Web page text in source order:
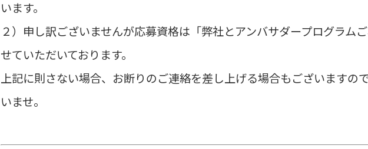
います。
２）申し訳ございませんが応募資格は「弊社とアンバサダープログラム
せていただいております。
上記に則さない場合、お断りのご連絡を差し上げる場合もございますの
いませ。